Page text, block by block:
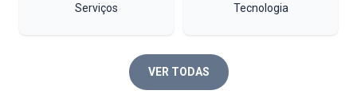
Serviços Tecnologia
VER TODAS